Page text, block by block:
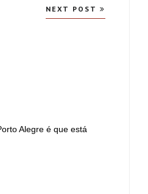
NEXT POST
Alegre é que está